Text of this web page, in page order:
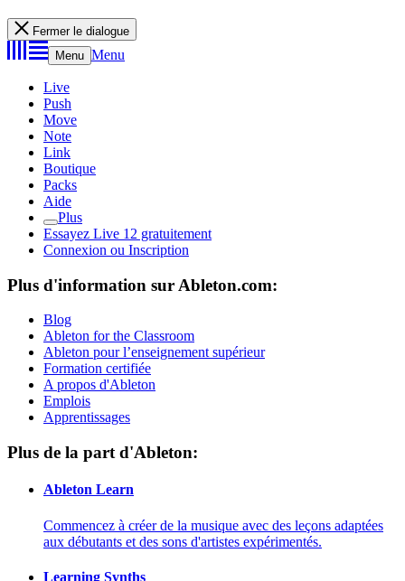
Fermer le dialogue
Menu Menu
Live
Push
Move
Note
Link
Boutique
Packs
Aide
Plus
Essayez Live 12 gratuitement
Connexion ou Inscription
Plus d'information sur Ableton.com:
Blog
Ableton for the Classroom
Ableton pour l’enseignement supérieur
Formation certifiée
A propos d'Ableton
Emplois
Apprentissages
Plus de la part d'Ableton:
Ableton Learn
Commencez à créer de la musique avec des leçons adaptées
aux débutants et des sons d'artistes expérimentés.
Learning Synths